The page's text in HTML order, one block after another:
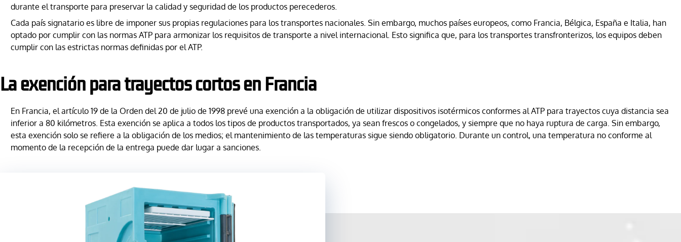
durante el transporte para preservar la calidad y seguridad de los productos perecederos.
Cada país signatario es libre de imponer sus propias regulaciones para los transportes nacionales. Sin embargo, muchos países europeos, como Francia, Bélgica, España e Italia, han
optado por cumplir con las normas ATP para armonizar los requisitos de transporte a nivel internacional. Esto significa que, para los transportes transfronterizos, los equipos deben
cumplir con las estrictas normas definidas por el ATP.
La exención para trayectos cortos en Francia
En Francia, el artículo 19 de la Orden del 20 de julio de 1998 prevé una exención a la obligación de utilizar dispositivos isotérmicos conformes al ATP para trayectos cuya distancia sea
inferior a 80 kilómetros. Esta exención se aplica a todos los tipos de productos transportados, ya sean frescos o congelados, y siempre que no haya ruptura de carga. Sin embargo,
esta exención solo se refiere a la obligación de los medios; el mantenimiento de las temperaturas sigue siendo obligatorio. Durante un control, una temperatura no conforme al
momento de la recepción de la entrega puede dar lugar a sanciones.